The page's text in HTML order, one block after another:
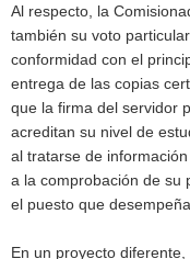
Al respecto, la
también su voto
conformidad con el
entrega de las copias
que la firma del servidor
acreditan su nivel de
al tratarse de
a la comprobación de su
el puesto que desempeña.
En un proyecto